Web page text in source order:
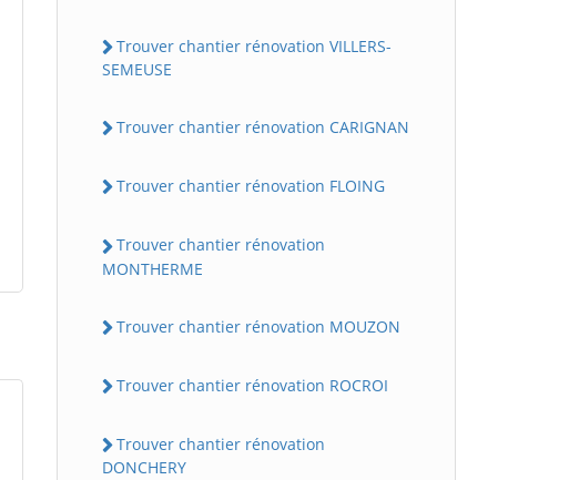
Trouver chantier rénovation VILLERS-
SEMEUSE
Trouver chantier rénovation CARIGNAN
Trouver chantier rénovation FLOING
Trouver chantier rénovation
MONTHERME
Trouver chantier rénovation MOUZON
Trouver chantier rénovation ROCROI
Trouver chantier rénovation
DONCHERY